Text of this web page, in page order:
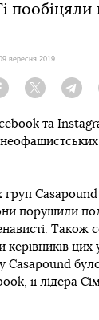
пообіцяли
вересня 2019
Facebook Twitter
та
груп
порушили
Також
керівників цих
Casapound
її лідера